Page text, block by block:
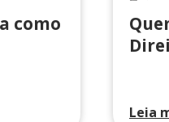
como
Leia